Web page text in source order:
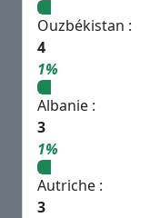
Ouzbékistan :
4
1%
Albanie :
3
1%
Autriche :
3